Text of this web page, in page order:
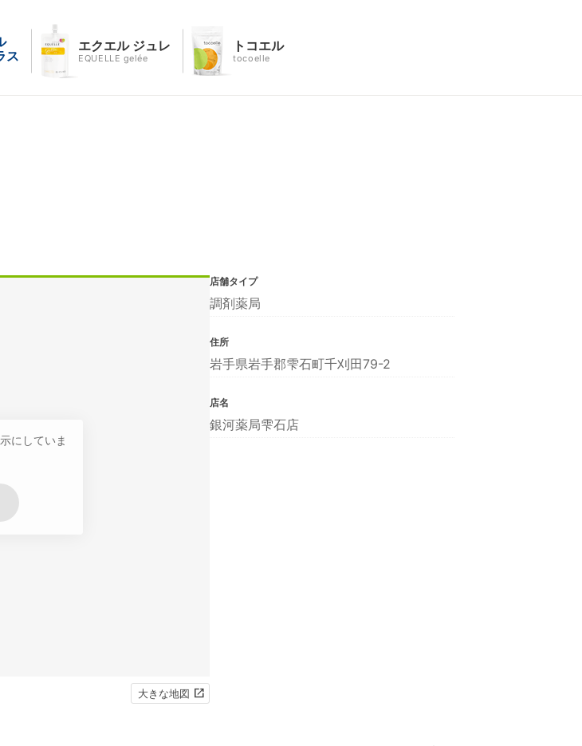
ス
エクエル ジュレ
EQUELLE gelée
トコエル
tocoelle
にしていま
大きな地図
店舗タイプ
調剤薬局
住所
岩手県岩手郡雫石町千刈田79-2
店名
銀河薬局雫石店